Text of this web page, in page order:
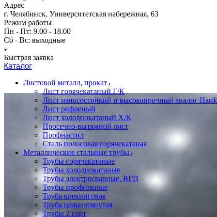
Адрес
г. Челябинск, Университетская набережная, 63
Режим работы
Пн - Пт: 9.00 - 18.00
Сб - Вс: выходные
Быстрая заявка
Каталог
Листовой металл, прокат
Лист горячекатаный Г/К
Лист износостойкий и высокопрочный аналог
Лист рифленый
Лист холоднокатаный Х/К
Просечно-вытяжной лист
Профнастил
Сталь полосовая горячекатаная
Металлические стальные трубы
Трубы горячекатаные
Трубы холоднокатаные
Трубы электросварные, ВГП
Трубы профильные
Труба крекинговая
Труба цельнотянутая
Трубы 2 сорт